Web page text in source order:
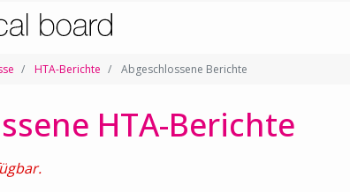
HTA-Berichte Abgeschlossene Berichte
HTA-Berichte